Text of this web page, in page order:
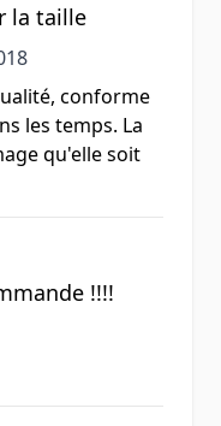
la taille
conforme
les temps. La
qu'elle soit
!!!!